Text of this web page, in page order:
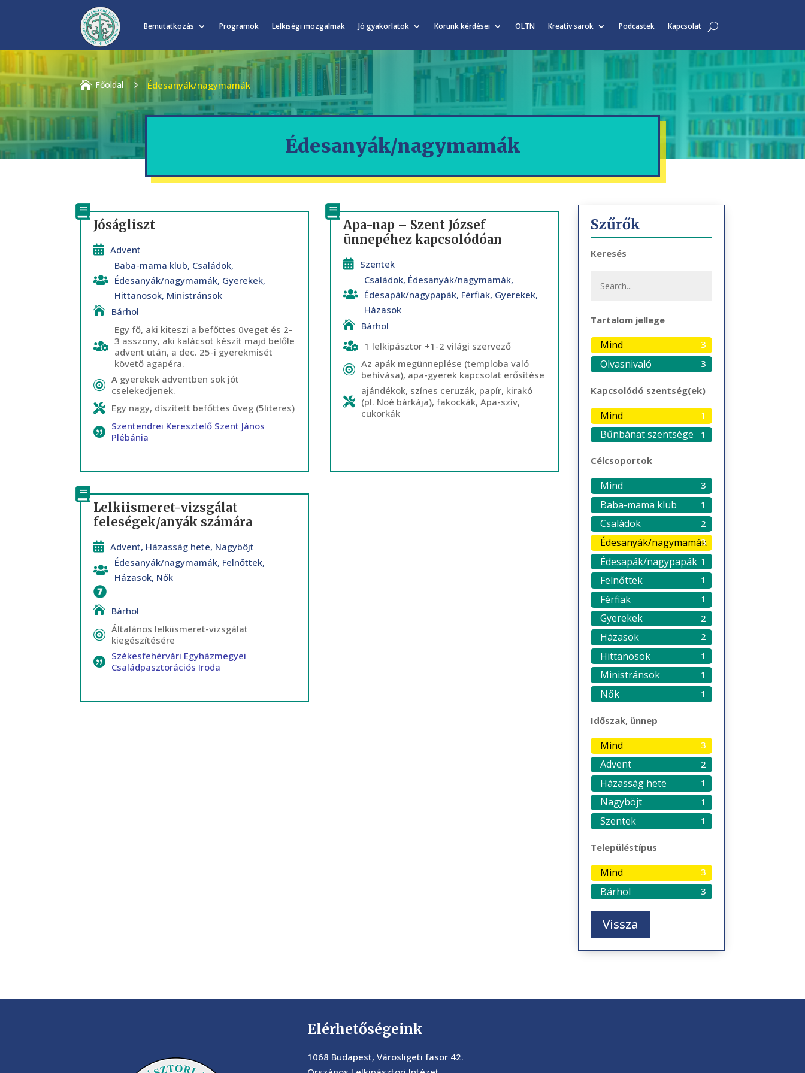
Bemutatkozás Programok Lelkiségi mozgalmak Jó gyakorlatok Korunk kérdései OLTN Kreatív sarok Podcastek Kapcsolat
 Főoldal 5 Édesanyák/nagymamák
Édesanyák/nagymamák
Jóságliszt
Advent
Baba-mama klub, Családok,
Édesanyák/nagymamák, Gyerekek,
Hittanosok, Ministránsok
Bárhol
Egy fő, aki kiteszi a befőttes üveget és 2-
3 asszony, aki kalácsot készít majd belőle
advent után, a dec. 25-i gyerekmisét
követő agapéra.
A gyerekek adventben sok jót
cselekedjenek.
Egy nagy, díszített befőttes üveg (5literes)
Szentendrei Keresztelő Szent János
Plébánia
Apa-nap – Szent József
ünnepéhez kapcsolódóan
Szentek
Családok, Édesanyák/nagymamák,
Édesapák/nagypapák, Férfiak, Gyerekek,
Házasok
Bárhol
1 lelkipásztor +1-2 világi szervező
Az apák megünneplése (temploba való
behívása), apa-gyerek kapcsolat erősítése
ajándékok, színes ceruzák, papír, kirakó
(pl. Noé bárkája), fakockák, Apa-szív,
cukorkák
Lelkiismeret-vizsgálat
feleségek/anyák számára
Advent, Házasság hete, Nagyböjt
Édesanyák/nagymamák, Felnőttek,
Házasok, Nők
Bárhol
Általános lelkiismeret-vizsgálat
kiegészítésére
Székesfehérvári Egyházmegyei
Családpasztorációs Iroda
Szűrők
Keresés
Tartalom jellege
Mind 3
Olvasnivaló 3
Kapcsolódó szentség(ek)
Mind 1
Bűnbánat szentsége 1
Célcsoportok
Mind 3
Baba-mama klub 1
Családok 2
Édesanyák/nagymamák
3
Édesapák/nagypapák 1
Felnőttek 1
Férfiak 1
Gyerekek 2
Házasok 2
Hittanosok 1
Ministránsok 1
Nők 1
Időszak, ünnep
Mind 3
Advent 2
Házasság hete 1
Nagyböjt 1
Szentek 1
Településtípus
Mind 3
Bárhol 3
Vissza
Elérhetőségeink
1068 Budapest, Városligeti fasor 42.